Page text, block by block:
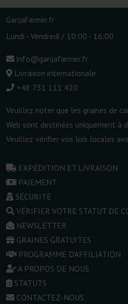
GanjaFarmer.fr
Lundi - Vendredi / 10:00 - 16:00
info@ganjafarmer.fr
Livraison internationale
+48 731 111 420
Veuillez noter que les graines de
Web sont destinées uniquement à
Veuillez vérifier vos lois locales
EXPÉDITION ET LIVRAISON
PAIEMENT
SÉCURITÉ
VÉRIFIER VOTRE STATUT DE
NEWSLETTER
GRAINES GRATUITES
PROGRAMME D'AFFILIATION
A PROPOS DE NOUS
STATUTS
CONTACTEZ-NOUS